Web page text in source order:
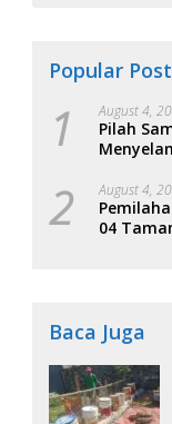
Popular Post
1 August 4,
Pilah
2 August 4,
04
Baca Juga